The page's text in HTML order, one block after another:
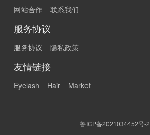
网站合作 联系我们
服务协议
服务协议 隐私政策
友情链接
Eyelash Hair Market
鲁ICP备2021034452号-2